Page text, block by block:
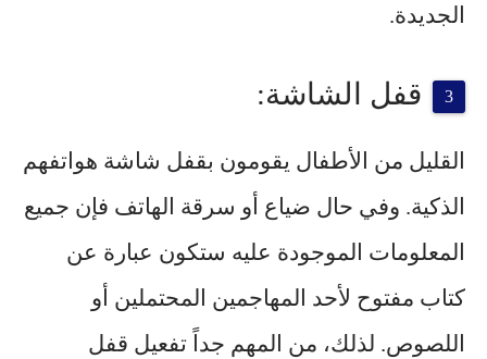
الجديدة.
قفل الشاشة:
القليل من الأطفال يقومون بقفل شاشة هواتفهم
الذكية. وفي حال ضياع أو سرقة الهاتف فإن جميع
المعلومات الموجودة عليه ستكون عبارة عن
كتاب مفتوح لأحد المهاجمين المحتملين أو
اللصوص. لذلك، من المهم جداً تفعيل قفل